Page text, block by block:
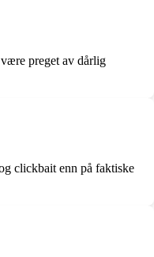
preget av dårlig
clickbait enn på faktiske